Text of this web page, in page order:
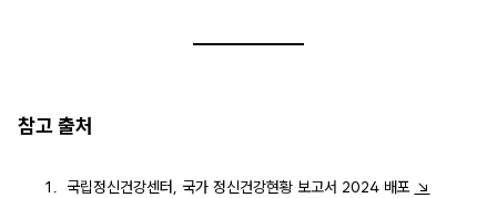
참고 출처
국립정신건강센터, 국가 정신건강현황 보고서 2024 배포 ↘